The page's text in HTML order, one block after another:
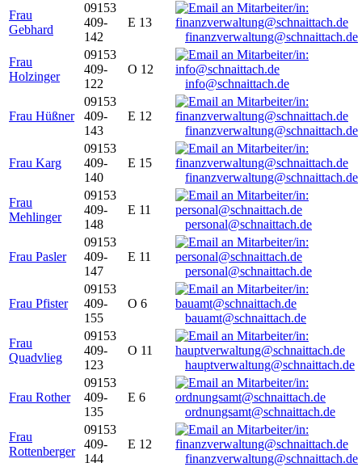
Frau
Gebhard
09153
409-
142
E 13
finanzverwaltung@schnaittach.de
Frau
Holzinger
09153
409-
122
O 12
info@schnaittach.de
Frau Hüßner
09153
409-
143
E 12
finanzverwaltung@schnaittach.de
Frau Karg
09153
409-
140
E 15
finanzverwaltung@schnaittach.de
Frau
Mehlinger
09153
409-
148
E 11
personal@schnaittach.de
Frau Pasler
09153
409-
147
E 11
personal@schnaittach.de
Frau Pfister
09153
409-
155
O 6
bauamt@schnaittach.de
Frau
Quadvlieg
09153
409-
123
O 11
hauptverwaltung@schnaittach.de
Frau Rother
09153
409-
135
E 6
ordnungsamt@schnaittach.de
Frau
Rottenberger
09153
409-
144
E 12
finanzverwaltung@schnaittach.de